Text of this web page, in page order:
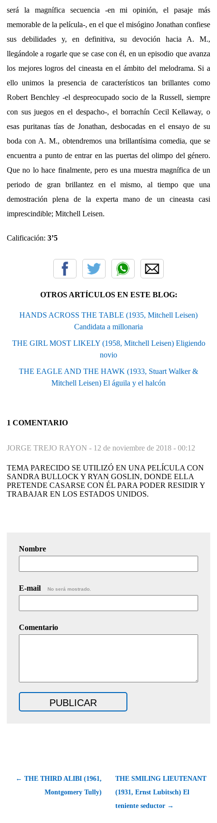
será la magnífica secuencia -en mi opinión, el pasaje más
memorable de la película-, en el que el misógino Jonathan confiese
sus debilidades y, en definitiva, su devoción hacia A. M.,
llegándole a rogarle que se case con él, en un episodio que avanza
los mejores logros del cineasta en el ámbito del melodrama. Si a
ello unimos la presencia de característicos tan brillantes como
Robert Benchley -el despreocupado socio de la Russell, siempre
con sus juegos en el despacho-, el borrachín Cecil Kellaway, o
esas puritanas tías de Jonathan, desbocadas en el ensayo de su
boda con A. M., obtendremos una brillantísima comedia, que se
encuentra a punto de entrar en las puertas del olimpo del género.
Que no lo hace finalmente, pero es una muestra magnífica de un
periodo de gran brillantez en el mismo, al tiempo que una
demostración plena de la experta mano de un cineasta casi
imprescindible; Mitchell Leisen.
Calificación: 3’5
OTROS ARTÍCULOS EN ESTE BLOG:
HANDS ACROSS THE TABLE (1935, Mitchell Leisen)
Candidata a millonaria
THE GIRL MOST LIKELY (1958, Mitchell Leisen) Eligiendo
novio
THE EAGLE AND THE HAWK (1933, Stuart Walker &
Mitchell Leisen) El águila y el halcón
1 COMENTARIO
JORGE TREJO RAYON - 12 de noviembre de 2018 - 00:12
TEMA PARECIDO SE UTILIZÓ EN UNA PELÍCULA CON
SANDRA BULLOCK Y RYAN GOSLIN, DONDE ELLA
PRETENDE CASARSE CON ÉL PARA PODER RESIDIR Y
TRABAJAR EN LOS ESTADOS UNIDOS.
Nombre
E-mail No será mostrado.
Comentario
← THE THIRD ALIBI (1961,
Montgomery Tully)
THE SMILING LIEUTENANT
(1931, Ernst Lubitsch) El
teniente seductor →